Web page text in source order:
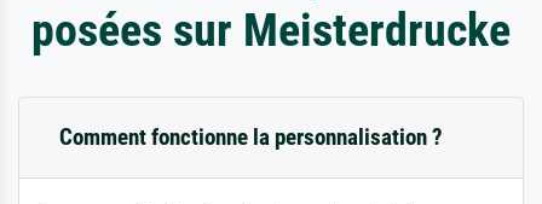
posées sur Meisterdrucke
Comment fonctionne la personnalisation ?